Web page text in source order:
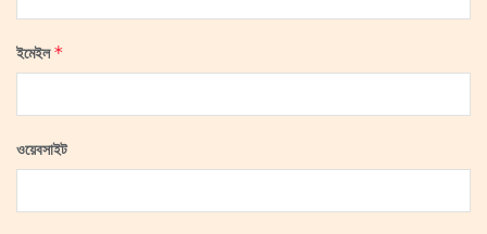
ইমেইল*
ওয়েবসাইট